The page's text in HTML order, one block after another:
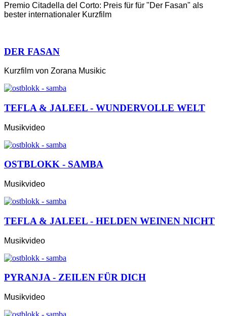
Premio Citadella del Corto: Preis für für "Der Fasan" als
bester internationaler Kurzfilm
DER FASAN
Kurzfilm von Zorana Musikic
TEFLA & JALEEL - WUNDERVOLLE WELT
Musikvideo
OSTBLOKK - SAMBA
Musikvideo
TEFLA & JALEEL - HELDEN WEINEN NICHT
Musikvideo
PYRANJA - ZEILEN FÜR DICH
Musikvideo